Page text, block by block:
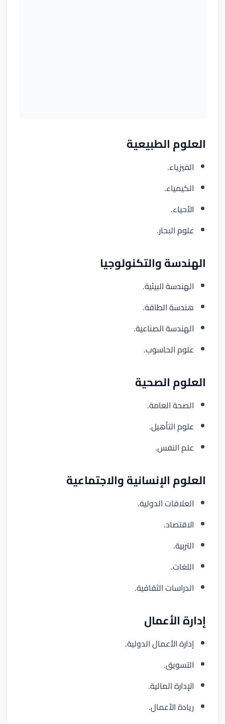
العلوم الطبيعية
الفيزياء.
الكيمياء.
الأحياء.
علوم البحار.
الهندسة والتكنولوجيا
الهندسة البيئية.
هندسة الطاقة.
الهندسة الصناعية.
علوم الحاسوب.
العلوم الصحية
الصحة العامة.
علوم التأهيل.
علم النفس.
العلوم الإنسانية والاجتماعية
العلاقات الدولية.
الاقتصاد.
التربية.
اللغات.
الدراسات الثقافية.
إدارة الأعمال
إدارة الأعمال الدولية.
التسويق.
الإدارة المالية.
ريادة الأعمال.